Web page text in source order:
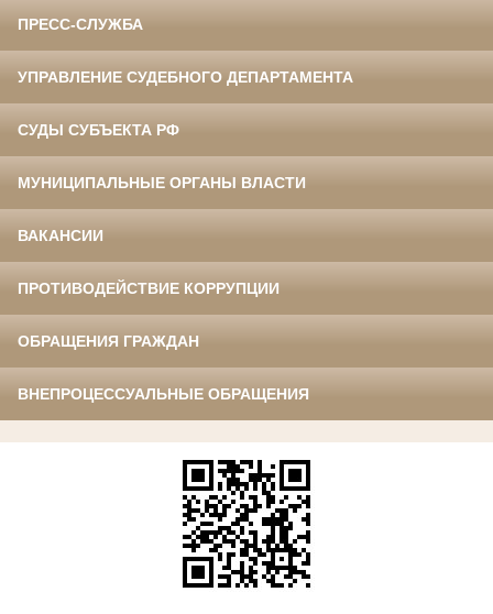
ПРЕСС-СЛУЖБА
УПРАВЛЕНИЕ СУДЕБНОГО ДЕПАРТАМЕНТА
СУДЫ СУБЪЕКТА РФ
МУНИЦИПАЛЬНЫЕ ОРГАНЫ ВЛАСТИ
ВАКАНСИИ
ПРОТИВОДЕЙСТВИЕ КОРРУПЦИИ
ОБРАЩЕНИЯ ГРАЖДАН
ВНЕПРОЦЕССУАЛЬНЫЕ ОБРАЩЕНИЯ